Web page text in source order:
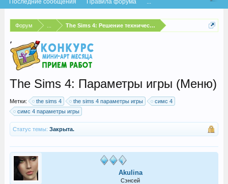
Форум The Sims 4: Решение технических проблем
The Sims 4: Параметры игры (Меню)
Метки: the sims 4 the sims 4 параметры игры
симс 4
симс 4 параметры игры
Статус темы: Закрыта.
Akulina
Сэнсей
Последние сообщения Правила форума ...